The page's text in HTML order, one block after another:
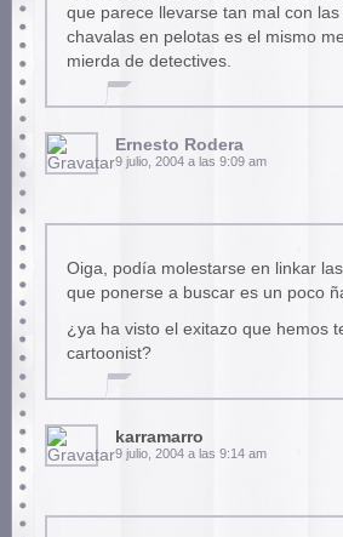
que parece llevarse tan mal con
chavalas en pelotas es el mismo
mierda de detectives.
Ernesto Rodera
9 julio, 2004 a las 9:09 am
Oiga, podía molestarse en linkar
que ponerse a buscar es un poco
¿ya ha visto el exitazo que hemos
cartoonist?
karramarro
9 julio, 2004 a las 9:14 am